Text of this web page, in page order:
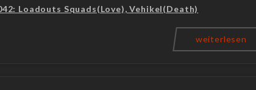
Loadouts Squads(Love), Vehikel(Death)
weiterlesen